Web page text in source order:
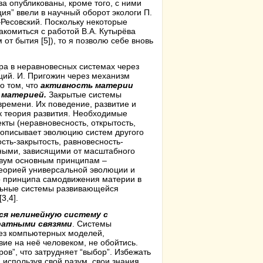
опубликованы, кроме того, с ними
ввели в научный оборот экологи П.
Поскольку некоторые
с работой В.А. Кутырёва
от бытия [5]), то я позволю себе вновь
в неравновесных системах через
И. Пригожин через механизм
том, что активность материи
материей. Закрытые системы
Их поведение, развитие и
теория развития. Необходимые
(неравновесность, открытость,
эволюцию систем другого
закрытость, равновесность-
зависящими от масштабного
основным принципам –
универсальной эволюции и
принципа самодвижения материи в
системы развивающейся
нелинейную систему с
связями . Системы
компьютерных моделей,
на неё человеком, не обойтись.
что затрудняет “выбор”. Избежать